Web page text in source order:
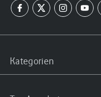
Kategorien